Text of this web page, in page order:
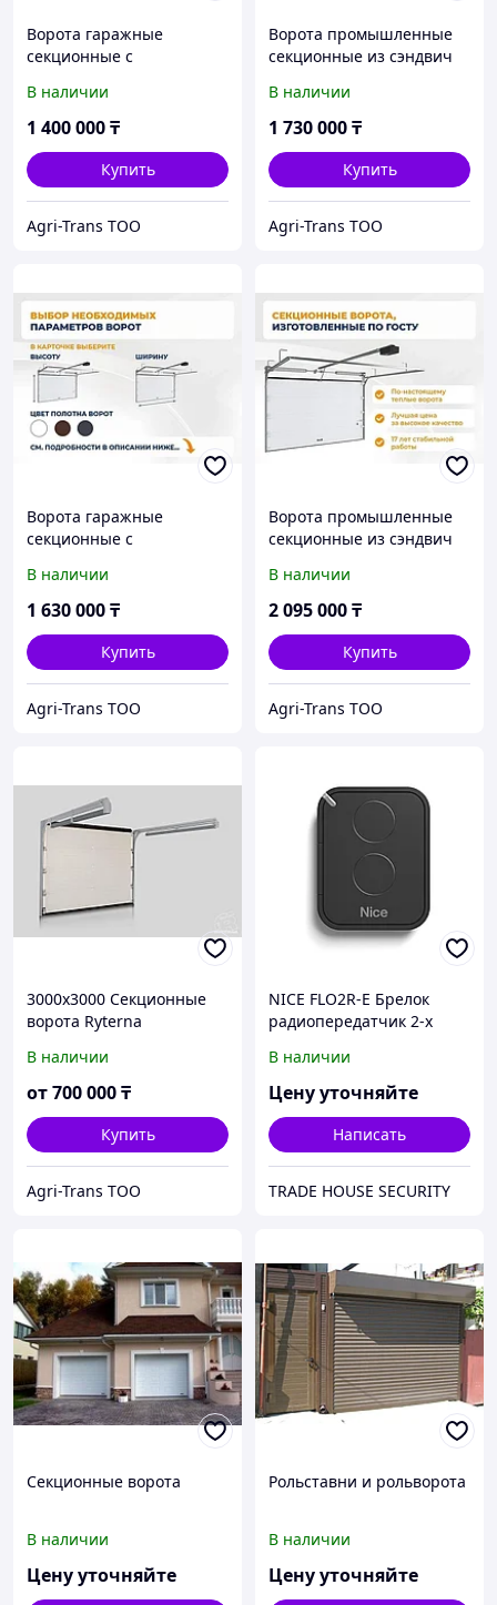
Ворота гаражные
секционные с
3500х3500 привод
SECTIONAL-1000PRO вес
В наличии
1 400 000₸
Купить
Agri-Trans ТОО
Ворота промышленные
секционные из сэндвич
комплект привода Shaft-
50KIT, вес ворот до 270 кг
В наличии
1 730 000₸
Купить
Agri-Trans ТОО
Ворота гаражные
секционные с
4000х4000 привод
SECTIONAL-1200PRO, вес
В наличии
1 630 000₸
Купить
Agri-Trans ТОО
Ворота промышленные
секционные из сэндвич
комплект привода Shaft-
50KIT, вес ворот до 270 кг
В наличии
2 095 000₸
Купить
Agri-Trans ТОО
3000х3000 Секционные
ворота Ryterna
В наличии
от700 000₸
Купить
Agri-Trans ТОО
NICE FLO2R-E Брелок
радиопередатчик 2-х
приемника OXI
В наличии
Цену уточняйте
Написать
TRADE HOUSE SECURITY
Секционные ворота
В наличии
Цену уточняйте
Рольставни и рольворота
В наличии
Цену уточняйте